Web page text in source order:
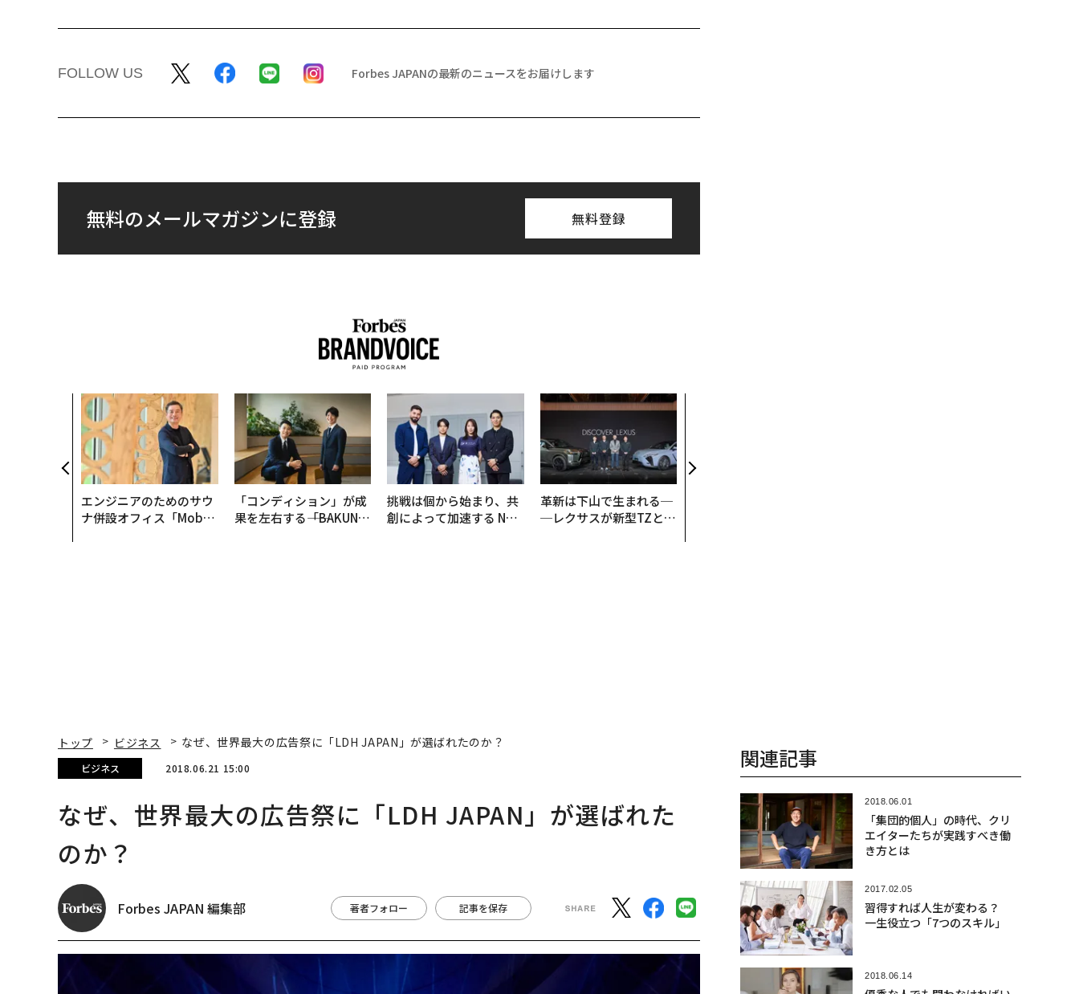
FOLLOW US Forbes JAPANの最新のニュースをお届けします
無料のメールマガジンに登録 無料登録
エンジニアのためのサウ
ナ併設オフィス「Mobiu
「コンディション」が成
果を左右する――「BAKUN
挑戦は個から始まり、共
創によって加速する NOR
革新は下山で生まれる─
─レクサスが新型TZとE
トップ ビジネス なぜ、世界最大の広告祭に「LDH JAPAN」が選ばれたのか？
ビジネス 2018.06.21 15:00
なぜ、世界最大の広告祭に「LDH JAPAN」が選ばれた
のか？
Forbes JAPAN 編集部 著者フォロー 記事を保存
関連記事
2018.06.01
「集団的個人」の時代、クリ
エイターたちが実践すべき働
き方とは
2017.02.05
習得すれば人生が変わる？
一生役立つ「7つのスキル」
2018.06.14